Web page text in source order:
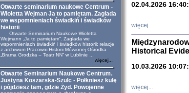
Otwarte seminarium naukowe Centrum -
Wioletta Wejman Ja to pamiętam. Zagłada
we wspomnieniach świadkiń i świadków
historii
Otwarte Seminarium Naukowe Wioletta
Wejmann „Ja to pamiętam”. Zagłada we
wspomnieniach świadkiń i świadków historii: relacje
z archiwum Pracowni Historii Mówionej Ośrodka
„Brama Grodzka – Teatr NN” w Lublinie ...
więcej...
Otwarte Seminarium Naukowe Centrum.
Justyna Koszarska-Szulc - Połkniesz kulę
i pójdziesz tam, gdzie Żyd. Powojenne
02.04.2026
więcej...
Historical
10.03.2026
więcej...